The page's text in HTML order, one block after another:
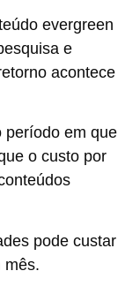
evergreen
e
acontece
período em que
o custo por
pode custar
mês.